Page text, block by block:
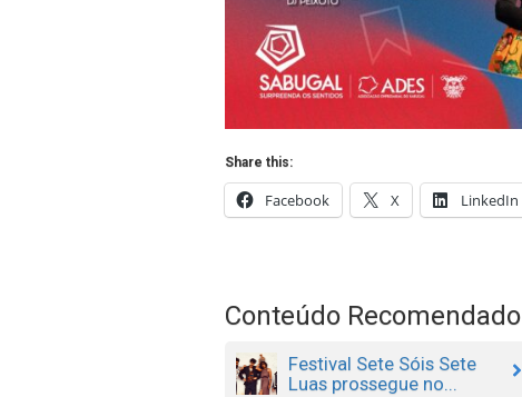
Share this:
Facebook X LinkedIn
Conteúdo Recomendado
Festival Sete Sóis Sete
Luas prossegue no...